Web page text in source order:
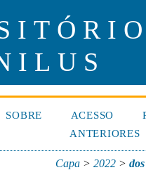
SOBRE ACESSO
ANTERIORES
Capa >2022 >